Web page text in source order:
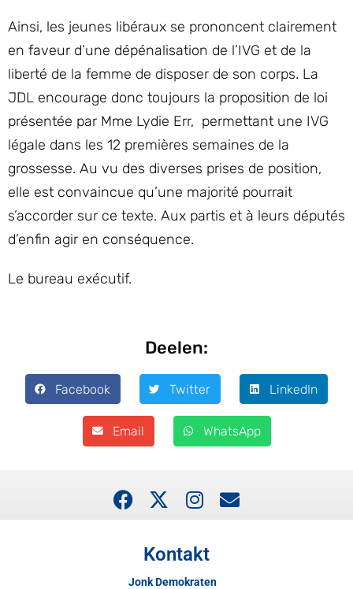
Ainsi, les jeunes libéraux se prononcent clairement
en faveur d’une dépénalisation de l’IVG et de la
liberté de la femme de disposer de son corps. La
JDL encourage donc toujours la proposition de loi
présentée par Mme Lydie Err, permettant une IVG
légale dans les 12 premières semaines de la
grossesse. Au vu des diverses prises de position,
elle est convaincue qu’une majorité pourrait
s’accorder sur ce texte. Aux partis et à leurs députés
d’enfin agir en conséquence.
Le bureau exécutif.
Deelen:
Facebook Twitter LinkedIn
Email WhatsApp
Kontakt
Jonk Demokraten